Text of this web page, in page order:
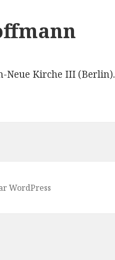
Neue Kirche III (Berlin).
WordPress